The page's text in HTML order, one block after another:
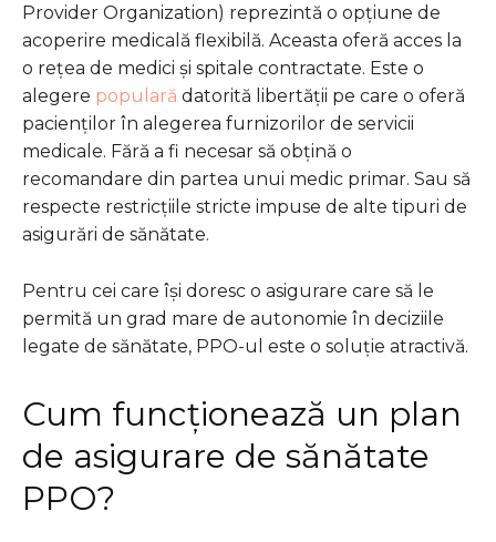
Provider Organization) reprezintă o opțiune de
acoperire medicală flexibilă. Aceasta oferă acces la
o rețea de medici și spitale contractate. Este o
alegere populară datorită libertății pe care o oferă
pacienților în alegerea furnizorilor de servicii
medicale. Fără a fi necesar să obțină o
recomandare din partea unui medic primar. Sau să
respecte restricțiile stricte impuse de alte tipuri de
asigurări de sănătate.
Pentru cei care își doresc o asigurare care să le
permită un grad mare de autonomie în deciziile
legate de sănătate, PPO-ul este o soluție atractivă.
Cum funcționează un plan
de asigurare de sănătate
PPO?